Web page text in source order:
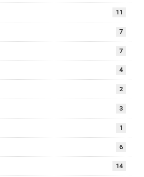
11
7
7
4
2
3
1
6
14